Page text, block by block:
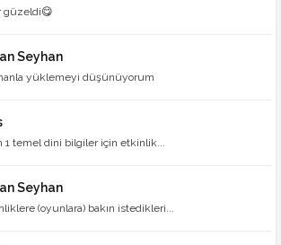
güzeldi😋
Seyhan
yüklemeyi düşünüyorum
1 temel dini bilgiler için etkinlik...
Seyhan
(oyunlara) bakın istedikleri...